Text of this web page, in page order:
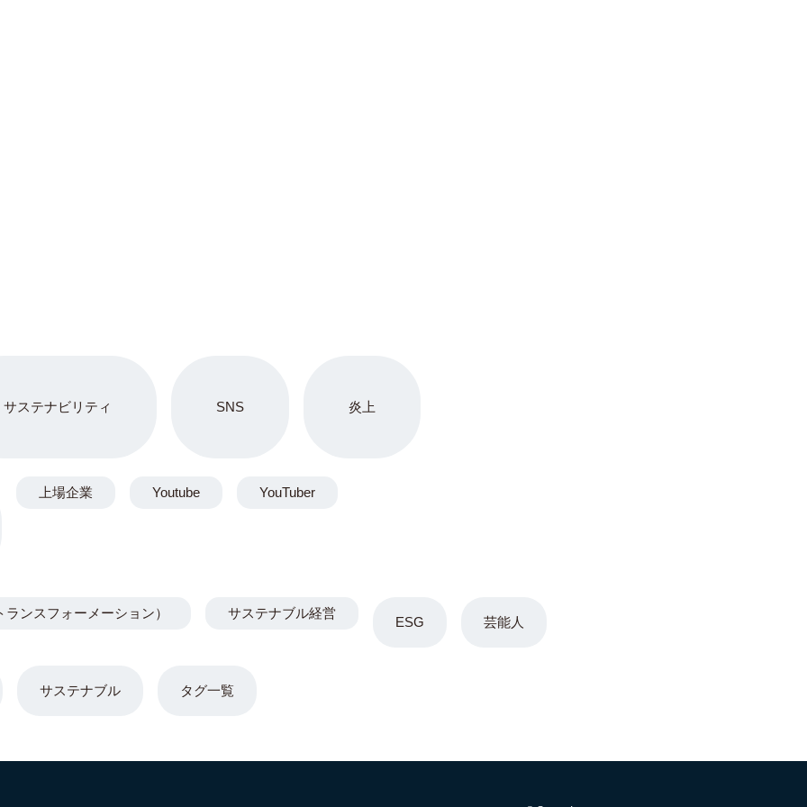
サステナビリティ SNS 炎上
ESG 芸能人
サステナブル
上場企業 Youtube YouTuber
ンスフォーメーション） サステナブル経営
タグ一覧